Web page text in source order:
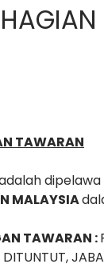
TAWARAN
MALAYSIA
TAWARAN :